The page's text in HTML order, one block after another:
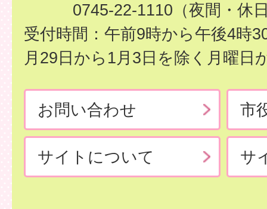
0745-22-1110（夜間・休
受付時間：午前9時から午後4時
月29日から1月3日を除く月曜日
お問い合わせ 市
サイトについて サ